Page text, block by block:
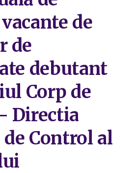
de
de
debutant
Corp de
Directia
Control al